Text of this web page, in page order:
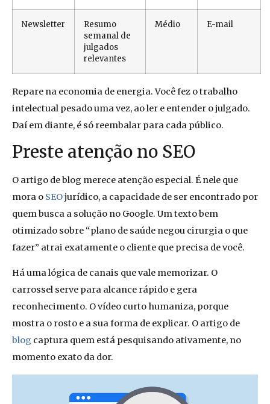
Newsletter
Resumo
semanal de
julgados
relevantes
Médio E-mail
Repare na economia de energia. Você fez o trabalho
intelectual pesado uma vez, ao ler e entender o julgado.
Daí em diante, é só reembalar para cada público.
Preste atenção no SEO
O artigo de blog merece atenção especial. É nele que
mora o SEOjurídico, a capacidade de ser encontrado por
quem busca a solução no Google. Um texto bem
otimizado sobre “plano de saúde negou cirurgia o que
fazer” atrai exatamente o cliente que precisa de você.
Há uma lógica de canais que vale memorizar. O
carrossel serve para alcance rápido e gera
reconhecimento. O vídeo curto humaniza, porque
mostra o rosto e a sua forma de explicar. O artigo de
blog captura quem está pesquisando ativamente, no
momento exato da dor.